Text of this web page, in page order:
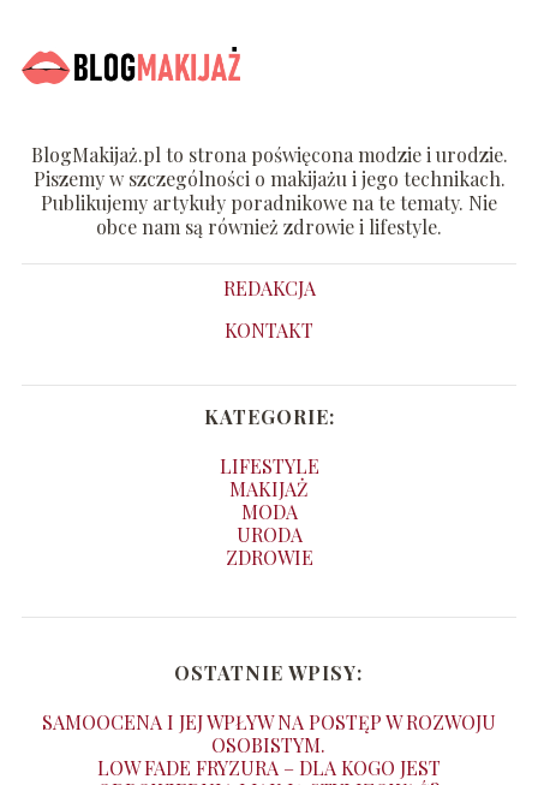
BlogMakijaż.pl to strona poświęcona modzie i urodzie.
Piszemy w szczególności o makijażu i jego technikach.
Publikujemy artykuły poradnikowe na te tematy. Nie
obce nam są również zdrowie i lifestyle.
REDAKCJA
KONTAKT
KATEGORIE:
LIFESTYLE
MAKIJAŻ
MODA
URODA
ZDROWIE
OSTATNIE WPISY:
SAMOOCENA I JEJ WPŁYW NA POSTĘP W ROZWOJU
OSOBISTYM.
LOW FADE FRYZURA – DLA KOGO JEST